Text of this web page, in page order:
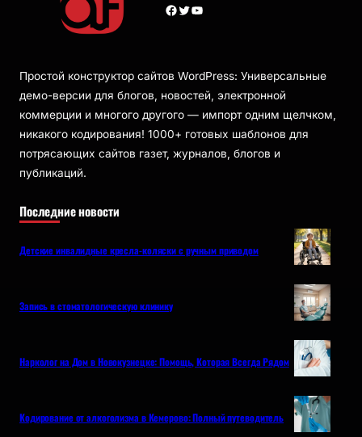
Facebook Twitter YouTube
Простой конструктор сайтов WordPress: Универсальные
демо-версии для блогов, новостей, электронной
коммерции и многого другого — импорт одним щелчком,
никакого кодирования! 1000+ готовых шаблонов для
потрясающих сайтов газет, журналов, блогов и
публикаций.
Последние новости
Детские инвалидные кресла-коляски с ручным приводом
Запись в стоматологическую клинику
Нарколог на Дом в Новокузнецке: Помощь, Которая Всегда Рядом
Кодирование от алкоголизма в Кемерово: Полный путеводитель